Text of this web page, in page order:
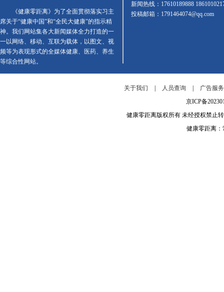
《健康零距离》为了全面贯彻落实习主
席关于“健康中国”和“全民大健康”的指示精
神。我们网站集各大新闻媒体全力打造的一
一以网络、移动、互联为载体，以图文、视
频等为表现形式的全媒体健康、医药、养生
等综合性网站。
新闻热线：17610189888
投稿邮箱：1791464074@qq.com
关于我们 人员查询
广告服
京ICP备
健康零距离版权所有 未经授权禁止
健康零距离